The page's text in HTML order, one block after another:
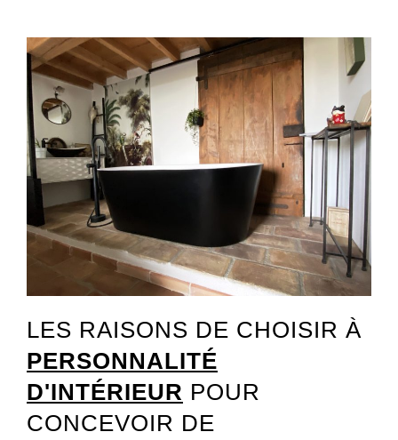
LES RAISONS DE CHOISIR À
PERSONNALITÉ
D'INTÉRIEUR POUR
CONCEVOIR DE